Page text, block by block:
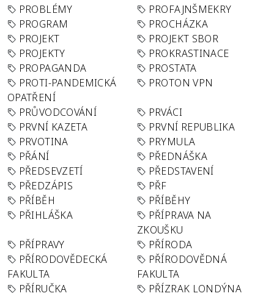
PROBLÉMY
PROFAJNŠMEKRY
PROGRAM
PROCHÁZKA
PROJEKT
PROJEKT SBOR
PROJEKTY
PROKRASTINACE
PROPAGANDA
PROSTATA
PROTI-PANDEMICKÁ
OPATŘENÍ
PROTON VPN
PRŮVODCOVÁNÍ
PRVÁCI
PRVNÍ KAZETA
PRVNÍ REPUBLIKA
PRVOTINA
PRYMULA
PŘÁNÍ
PŘEDNÁŠKA
PŘEDSEVZETÍ
PŘEDSTAVENÍ
PŘEDZÁPIS
PŘF
PŘÍBĚH
PŘÍBĚHY
PŘIHLÁŠKA
PŘÍPRAVA NA
ZKOUŠKU
PŘÍPRAVY
PŘÍRODA
PŘÍRODOVĚDECKÁ
FAKULTA
PŘÍRODOVĚDNÁ
FAKULTA
PŘÍRUČKA
PŘÍZRAK LONDÝNA